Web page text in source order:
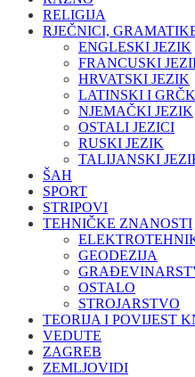
RELIGIJA
RJEČNICI,
ENGLESKI JEZIK
FRANCUSKI
HRVATSKI JEZIK
LATINSKI I
NJEMAČKI JEZIK
OSTALI JEZICI
RUSKI JEZIK
TALIJANSKI
ŠAH
SPORT
STRIPOVI
TEHNIČKE ZNANOSTI
GEODEZIJA
OSTALO
STROJARSTVO
TEORIJA I POVIJEST
VEDUTE
ZAGREB
ZEMLJOVIDI